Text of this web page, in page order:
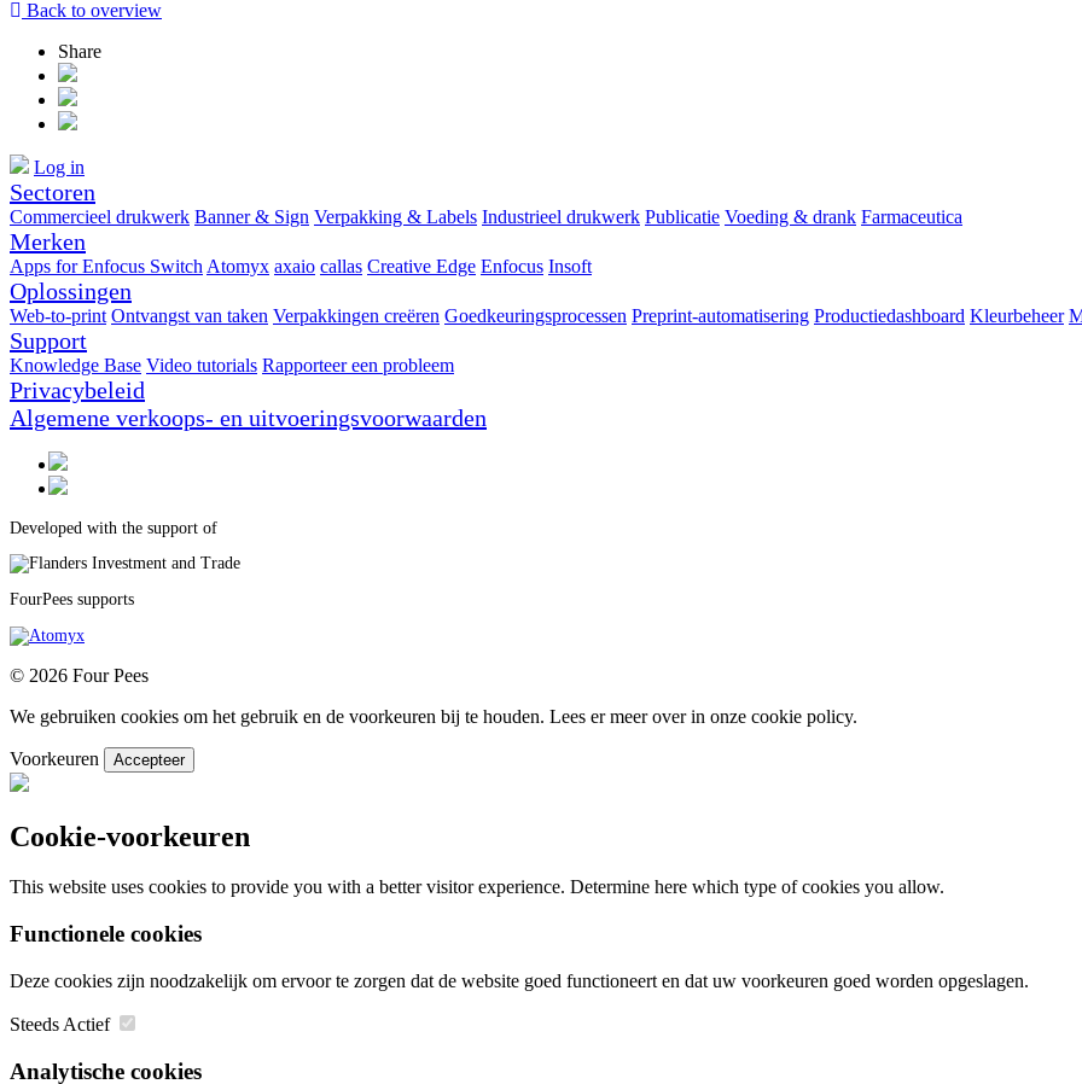
Back to overview
Share
Log in
Sectoren
Commercieel drukwerk Banner & Sign Verpakking & Labels Industrieel drukwerk Publicatie Voeding & drank Farmaceutica
Merken
Apps for Enfocus Switch Atomyx axaio callas Creative Edge Enfocus Insoft
Oplossingen
Web-to-print Ontvangst van taken Verpakkingen creëren Goedkeuringsprocessen Preprint-automatisering Productiedashboard Kleurbeheer
Support
Knowledge Base Video tutorials Rapporteer een probleem
Privacybeleid
Algemene verkoops- en uitvoeringsvoorwaarden
Developed with the support of
FourPees supports
© 2026 Four Pees
We gebruiken cookies om het gebruik en de voorkeuren bij te houden. Lees er meer over in onze cookie policy.
Voorkeuren Accepteer
Cookie-voorkeuren
This website uses cookies to provide you with a better visitor experience. Determine here which type of cookies you allow.
Functionele cookies
Deze cookies zijn noodzakelijk om ervoor te zorgen dat de website goed functioneert en dat uw voorkeuren goed worden opgeslagen.
Steeds Actief
Analytische cookies